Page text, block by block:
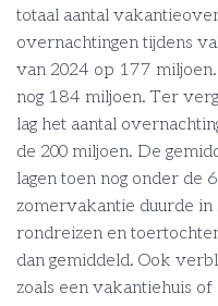
totaal aantal
overnachtingen tijdens
van 2024 op 177
nog 184 miljoen. Ter
lag het aantal
de 200 miljoen. De
lagen toen nog onder de
zomervakantie duurde in
rondreizen en
dan gemiddeld. Ook
zoals een vakantiehuis